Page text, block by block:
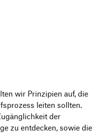
wir Prinzipien auf, die
leiten sollten.
der
zu entdecken, sowie die